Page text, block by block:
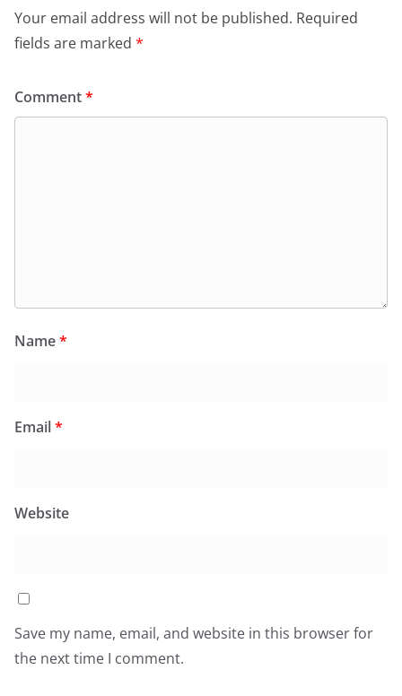
Your email address will not be published. Required
fields are marked *
Comment*
Name*
Email*
Website
Save my name, email, and website in this browser for
the next time I comment.